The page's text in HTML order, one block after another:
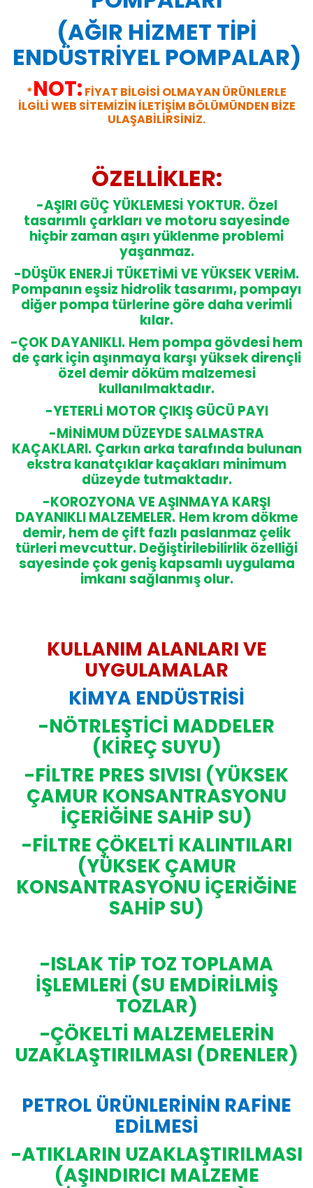
(AĞIR HİZMET TİPİ
ENDÜSTRİYEL POMPALAR)
*NOT: FİYAT BİLGİSİ OLMAYAN ÜRÜNLERLE
İLGİLİ WEB SİTEMİZİN İLETİŞİM BÖLÜMÜNDEN BİZE
ULAŞABİLİRSİNİZ.
ÖZELLİKLER:
-AŞIRI GÜÇ YÜKLEMESİ YOKTUR. Özel
tasarımlı çarkları ve motoru sayesinde
hiçbir zaman aşırı yüklenme problemi
yaşanmaz.
-DÜŞÜK ENERJİ TÜKETİMİ VE YÜKSEK VERİM.
Pompanın eşsiz hidrolik tasarımı, pompayı
diğer pompa türlerine göre daha verimli
kılar.
-ÇOK DAYANIKLI. Hem pompa gövdesi hem
de çark için aşınmaya karşı yüksek dirençli
özel demir döküm malzemesi
kullanılmaktadır.
-YETERLİ MOTOR ÇIKIŞ GÜCÜ PAYI
-MİNİMUM DÜZEYDE SALMASTRA
KAÇAKLARI. Çarkın arka tarafında bulunan
ekstra kanatçıklar kaçakları minimum
düzeyde tutmaktadır.
-KOROZYONA VE AŞINMAYA KARŞI
DAYANIKLI MALZEMELER. Hem krom dökme
demir, hem de çift fazlı paslanmaz çelik
türleri mevcuttur. Değiştirilebilirlik özelliği
sayesinde çok geniş kapsamlı uygulama
imkanı sağlanmış olur.
KULLANIM ALANLARI VE
UYGULAMALAR
KİMYA ENDÜSTRİSİ
-NÖTRLEŞTİCİ MADDELER
(KİREÇ SUYU)
-FİLTRE PRES SIVISI (YÜKSEK
ÇAMUR KONSANTRASYONU
İÇERİĞİNE SAHİP SU)
-FİLTRE ÇÖKELTİ KALINTILARI
(YÜKSEK ÇAMUR
KONSANTRASYONU İÇERİĞİNE
SAHİP SU)
-ISLAK TİP TOZ TOPLAMA
İŞLEMLERİ (SU EMDİRİLMİŞ
TOZLAR)
-ÇÖKELTİ MALZEMELERİN
UZAKLAŞTIRILMASI (DRENLER)
PETROL ÜRÜNLERİNİN RAFİNE
EDİLMESİ
-ATIKLARIN UZAKLAŞTIRILMASI
(AŞINDIRICI MALZEME